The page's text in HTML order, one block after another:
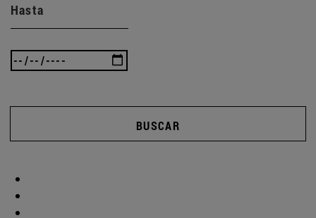
Hasta
BUSCAR